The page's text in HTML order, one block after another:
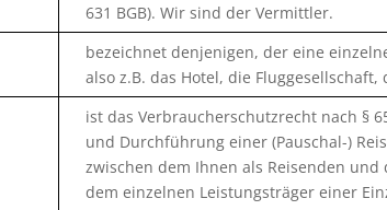
631 BGB). Wir sind der Vermittler.
bezeichnet denjenigen, der eine
also z.B. das Hotel, die
ist das Verbraucherschutzrecht nach §
und Durchführung einer (Pauschal-)
zwischen dem Ihnen als Reisenden
dem einzelnen Leistungsträger einer